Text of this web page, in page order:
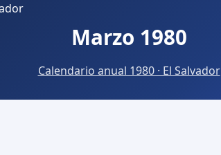
Marzo 1980
Calendario anual 1980 · El Salvador